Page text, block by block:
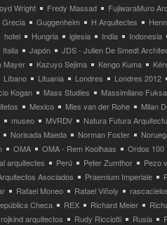
Wright Fredy Massad
FujiwaraMuro
Grecia Guggenheim H Arquitectes
hotel Hungria iglesia India
Indonesia
Italia Japón
JDS - Julien De Smedt
Mayer Kazuyo Sejima Kengo Kuma
Líbano Lituania Londres
Londres 2012
Kogan Mass Studies
Massimilano
Mexico Mies van der Rohe
Milan
museo MVRDV
Natura Futura
Norisada Maeda Norman Foster
OMA OMA - Rem Koolhaas
Ordos 100
arquitectes Perú Peter Zumthor
Pezo
Asociados Praemium Imperiale
Rafael Moneo Rafael Viñoly
Checa REX Richard Meier
rojkind arquitectos Rudy Ricciotti Rusia